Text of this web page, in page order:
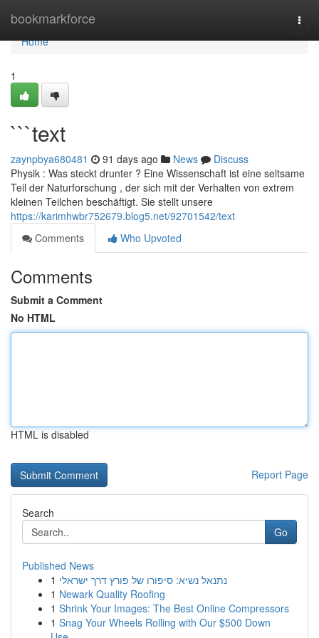
bookmarkforce
Home
Home
1
```text
zaynpbya680481 91 days ago News
Discuss
Physik : Was steckt drunter ? Eine Wissenschaft ist eine seltsame
Teil der Naturforschung , der sich mit der Verhalten von extrem
kleinen Teilchen beschäftigt. Sie stellt unsere
https://karimhwbr752679.blog5.net/92701542/text
Comments
Who Upvoted
Comments
Submit a Comment
No HTML
HTML is disabled
Report Page
Search
Go
Published News
1 נתנאל נשיא: סיפורו של פורץ דרך ישראלי
1 Newark Quality Roofing
1 Shrink Your Images: The Best Online Compressors
1 Snag Your Wheels Rolling with Our $500 Down